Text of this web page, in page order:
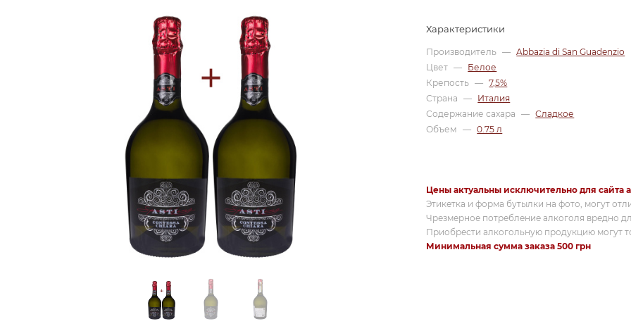
Характеристики
Производитель — Abbazia di San Guadenzio
Цвет — Белое
Крепость — 7,5%
Страна
— Италия
Содержание сахара
— Сладкое
Объем
— 0.75 л
Цены актуальны исключительно для сайта
Этикетка и форма бутылки на фото, могут
Чрезмерное потребление алкоголя вредно
Приобрести алкогольную продукцию могут
Минимальная сумма заказа 500 грн